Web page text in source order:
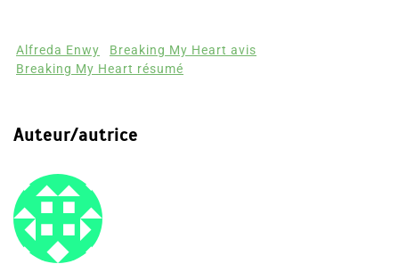
Alfreda Enwy
Breaking My Heart avis
Breaking My Heart résumé
Auteur/autrice